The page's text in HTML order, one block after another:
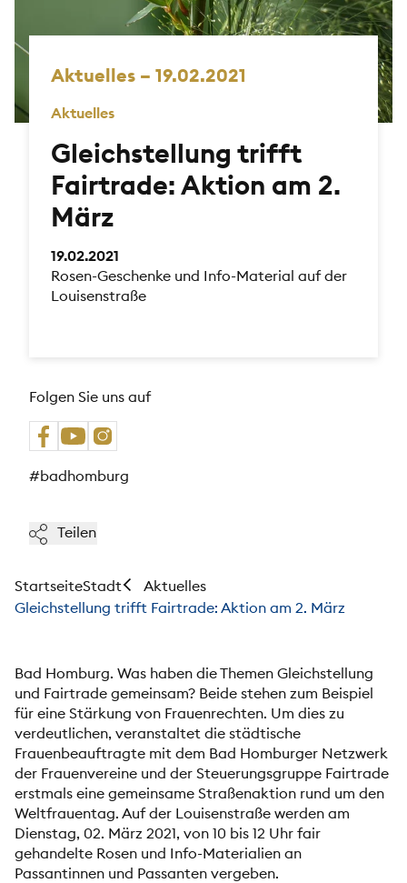
Aktuelles – 19.02.2021
Aktuelles
Gleichstellung trifft
Fairtrade: Aktion am 2.
März
19.02.2021
Rosen-Geschenke und Info-Material auf der
Louisenstraße
Folgen Sie uns auf
#badhomburg
Teilen
StartseiteStadt
Aktuelles
Gleichstellung trifft Fairtrade: Aktion am 2. März
Bad Homburg. Was haben die Themen Gleichstellung
und Fairtrade gemeinsam? Beide stehen zum Beispiel
für eine Stärkung von Frauenrechten. Um dies zu
verdeutlichen, veranstaltet die städtische
Frauenbeauftragte mit dem Bad Homburger Netzwerk
der Frauenvereine und der Steuerungsgruppe Fairtrade
erstmals eine gemeinsame Straßenaktion rund um den
Weltfrauentag. Auf der Louisenstraße werden am
Dienstag, 02. März 2021, von 10 bis 12 Uhr fair
gehandelte Rosen und Info-Materialien an
Passantinnen und Passanten vergeben.